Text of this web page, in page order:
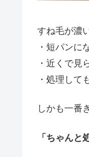
すね毛が濃
・短パンに
・近くで見
・処理して
しかも一番
「ちゃんと